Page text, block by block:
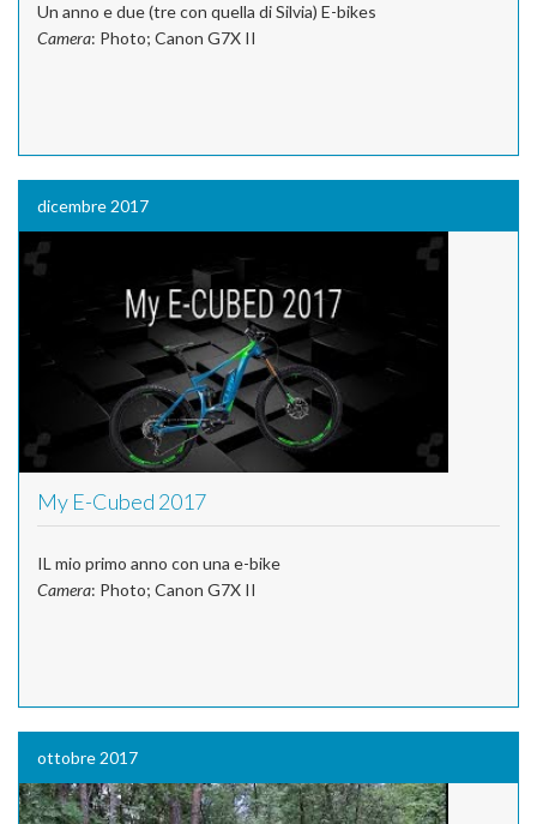
Un anno e due (tre con quella di Silvia) E-bikes
Camera: Photo; Canon G7X II
dicembre 2017
My E-Cubed 2017
IL mio primo anno con una e-bike
Camera: Photo; Canon G7X II
ottobre 2017